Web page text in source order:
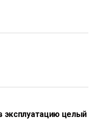
эксплуатацию целый